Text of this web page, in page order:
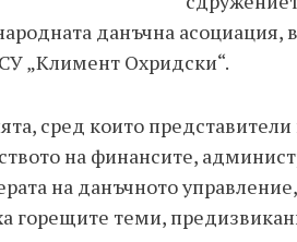
данъчна асоциация,
„Климент Охридски“.
сред които
на финансите,
на данъчното
горещите теми,